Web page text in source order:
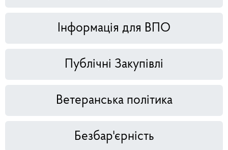
Інформація для ВПО
Публічні Закупівлі
Ветеранська політика
Безбар'єрність